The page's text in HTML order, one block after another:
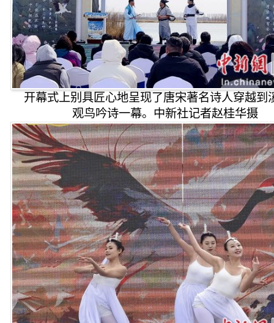
开幕式上别具匠心地呈现了唐宋著名诗人穿越到
观鸟吟诗一幕。中新社记者赵桂华摄